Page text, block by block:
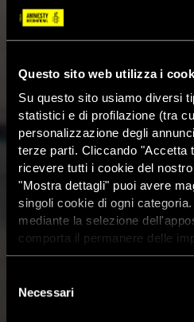
Questo sito web utilizza i
Su questo sito usiamo diversi
statistici e di profilazione (tra
personalizzazione degli
terze parti. Cliccando "Accetta
ricevere tutti i cookie del
"Mostra dettagli" puoi avere
singoli cookie di ogni
mediante la selezione
comporta il permanere delle
dunque la continuazione della
dei cookie attivi sul sito clicca
delNecessari